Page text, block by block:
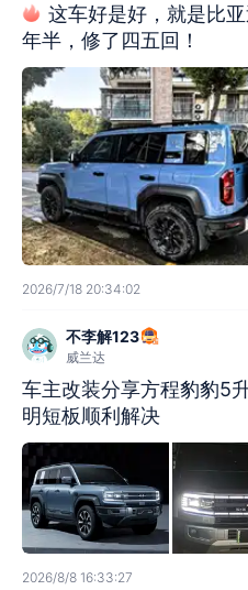
这车好是好，就是比
年半，修了四五回！
2026/7/18 20:34:02
不李解123
威兰达
车主改装分享方程豹豹5
明短板顺利解决
2026/8/8 16:33:27